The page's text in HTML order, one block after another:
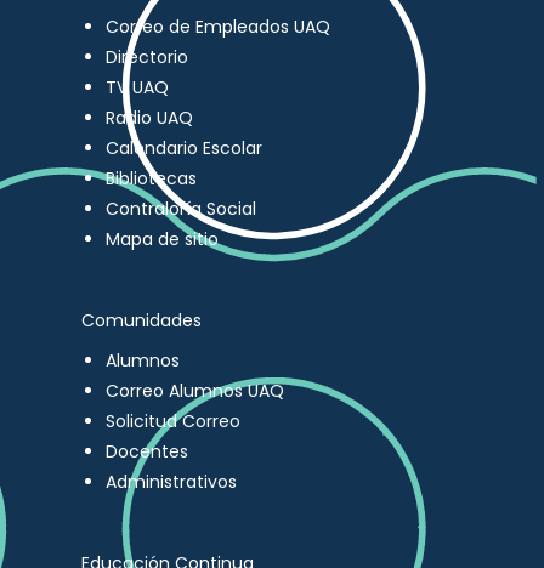
Correo de Empleados UAQ
Directorio
TV UAQ
Radio UAQ
Calendario Escolar
Bibliotecas
Contraloría Social
Mapa de sitio
Comunidades
Alumnos
Correo Alumnos UAQ
Solicitud Correo
Docentes
Administrativos
Educación Continua